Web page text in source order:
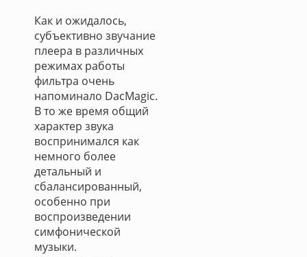
Как и ожидалось,
субъективно звучание
плеера в различных
режимах работы
фильтра очень
напоминало DacMagic.
В то же время общий
характер звука
воспринимался как
немного более
детальный и
сбалансированный,
особенно при
воспроизведении
симфонической
музыки.